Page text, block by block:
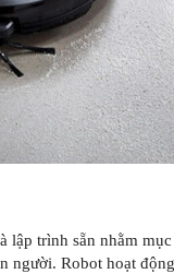
trình sẵn nhằm
người. Robot hoạt